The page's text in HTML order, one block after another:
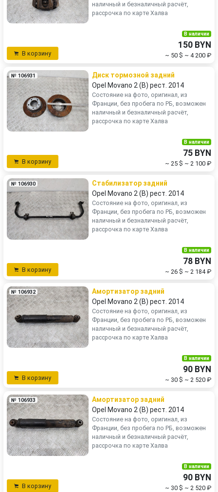
наличный и безналичный расчёт,
рассрочка по карте Халва
В корзину
В наличии
150 BYN
~ 50 $ ~ 4 200 ₽
№ 106931
Диск тормозной задний
Opel Movano 2 (B) рест. 2014
Состояние на фото, оригинал, из
Франции, без пробега по РБ, возможен
наличный и безналичный расчёт,
рассрочка по карте Халва
В корзину
В наличии
75 BYN
~ 25 $ ~ 2 100 ₽
№ 106930
Стабилизатор задний
Opel Movano 2 (B) рест. 2014
Состояние на фото, оригинал, из
Франции, без пробега по РБ, возможен
наличный и безналичный расчёт,
рассрочка по карте Халва
В корзину
В наличии
78 BYN
~ 26 $ ~ 2 184 ₽
№ 106932
Амортизатор задний
Opel Movano 2 (B) рест. 2014
Состояние на фото, оригинал, из
Франции, без пробега по РБ, возможен
наличный и безналичный расчёт,
рассрочка по карте Халва
В корзину
В наличии
90 BYN
~ 30 $ ~ 2 520 ₽
№ 106933
Амортизатор задний
Opel Movano 2 (B) рест. 2014
Состояние на фото, оригинал, из
Франции, без пробега по РБ, возможен
наличный и безналичный расчёт,
рассрочка по карте Халва
В корзину
В наличии
90 BYN
~ 30 $ ~ 2 520 ₽